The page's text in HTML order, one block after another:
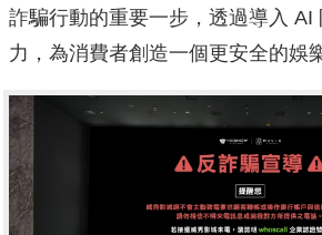
詐騙行動的重要一步，透過導入 AI
力，為消費者創造一個更安全的娛